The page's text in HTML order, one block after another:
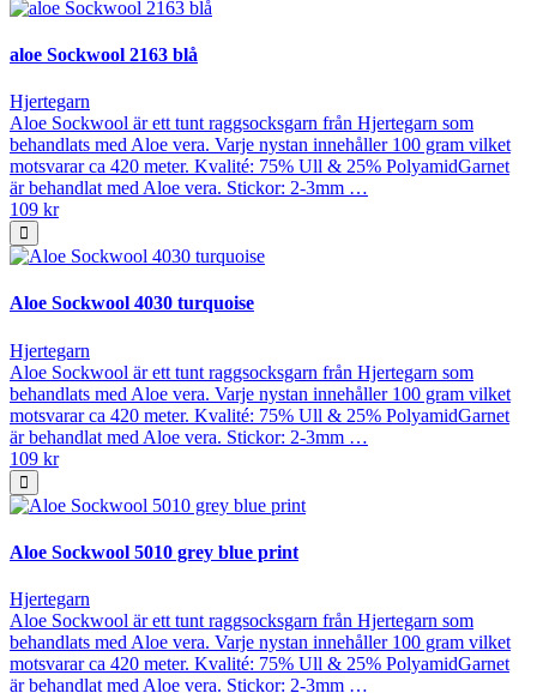
aloe Sockwool 2163 blå
Hjertegarn
Aloe Sockwool är ett tunt raggsocksgarn från Hjertegarn som
behandlats med Aloe vera. Varje nystan innehåller 100 gram vilket
motsvarar ca 420 meter. Kvalité: 75% Ull & 25% PolyamidGarnet
är behandlat med Aloe vera. Stickor: 2-3mm …
109 kr
Aloe Sockwool 4030 turquoise
Hjertegarn
Aloe Sockwool är ett tunt raggsocksgarn från Hjertegarn som
behandlats med Aloe vera. Varje nystan innehåller 100 gram vilket
motsvarar ca 420 meter. Kvalité: 75% Ull & 25% PolyamidGarnet
är behandlat med Aloe vera. Stickor: 2-3mm …
109 kr
Aloe Sockwool 5010 grey blue print
Hjertegarn
Aloe Sockwool är ett tunt raggsocksgarn från Hjertegarn som
behandlats med Aloe vera. Varje nystan innehåller 100 gram vilket
motsvarar ca 420 meter. Kvalité: 75% Ull & 25% PolyamidGarnet
är behandlat med Aloe vera. Stickor: 2-3mm …